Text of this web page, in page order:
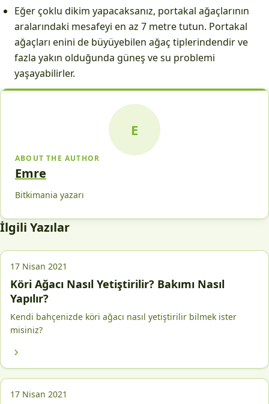
Eğer çoklu dikim yapacaksanız, portakal ağaçlarının
aralarındaki mesafeyi en az 7 metre tutun. Portakal
ağaçları enini de büyüyebilen ağaç tiplerindendir ve
fazla yakın olduğunda güneş ve su problemi
yaşayabilirler.
E
ABOUT THE AUTHOR
Emre
Bitkimania yazarı
İlgili Yazılar
17 Nisan 2021
Köri Ağacı Nasıl Yetiştirilir? Bakımı Nasıl
Yapılır?
Kendi bahçenizde köri ağacı nasıl yetiştirilir bilmek ister
misiniz?
17 Nisan 2021